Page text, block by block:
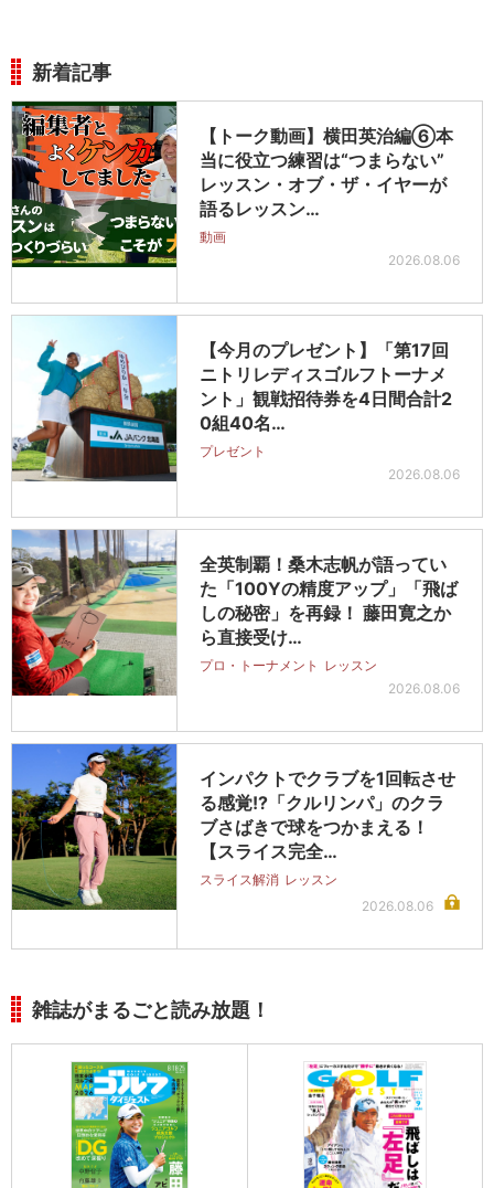
新着記事
【トーク動画】横田英治編⑥本
当に役立つ練習は“つまらない”
レッスン・オブ・ザ・イヤーが
語るレッスン…
動画
2026.08.06
【今月のプレゼント】「第17回
ニトリレディスゴルフトーナメ
ント」観戦招待券を4日間合計2
0組40名…
プレゼント
2026.08.06
全英制覇！桑木志帆が語ってい
た「100Yの精度アップ」「飛ば
しの秘密」を再録！ 藤田寛之か
ら直接受け…
プロ・トーナメント レッスン
2026.08.06
インパクトでクラブを1回転させ
る感覚!?「クルリンパ」のクラ
ブさばきで球をつかまえる！
【スライス完全…
スライス解消 レッスン
2026.08.06
雑誌がまるごと読み放題！